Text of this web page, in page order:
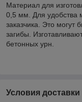
Материал для
0,5 мм. Для удобства
заказчика. Это могут
загибы.
бетонных урн.
Условия доставки